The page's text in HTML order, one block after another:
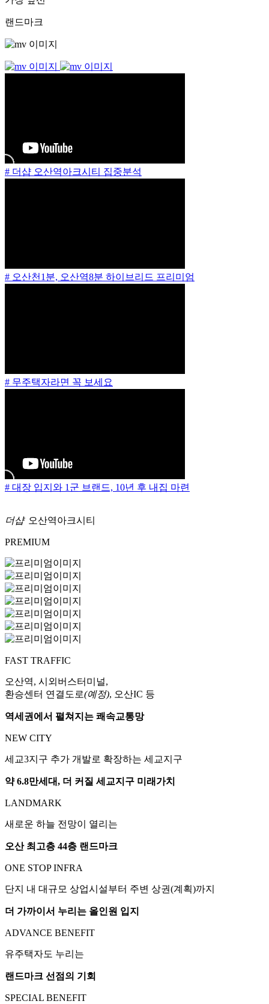
랜드마크
# 더샵 오산역아크시티 집중분석
# 오산천1분, 오산역8분 하이브리드 프리미엄
# 무주택자라면 꼭 보세요
# 대장 입지와 1군 브랜드, 10년 후 내집 마련
더샵 오산역아크시티
PREMIUM
FAST TRAFFIC
오산역, 시외버스터미널,
환승센터 연결도로(예정), 오산IC 등
역세권에서 펼쳐지는 쾌속교통망
NEW CITY
세교3지구 추가 개발로 확장하는 세교지구
약 6.8만세대, 더 커질 세교지구 미래가치
LANDMARK
새로운 하늘 전망이 열리는
오산 최고층 44층 랜드마크
ONE STOP INFRA
단지 내 대규모 상업시설부터 주변 상권(계획)까지
더 가까이서 누리는 올인원 입지
ADVANCE BENEFIT
유주택자도 누리는
랜드마크 선점의 기회
SPECIAL BENEFIT